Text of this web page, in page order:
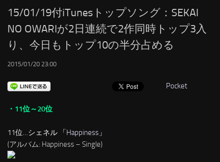
RSS
LINKS
15/01/19付iTunesトップソング：SEKAI
NO OWARIが2日連続で2作同時トップ3入
り、今日もトップ10の半分占める
2015/01/20 23:00
Pocket
・11位～20位
11位…シェネル 「Happiness 」
(アルバム: Happiness – Single)